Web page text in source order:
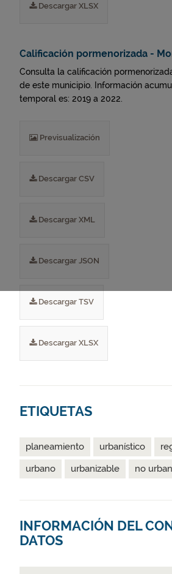
Descargar XLSX
Calificación pormenorizada -
Consulta la calificación
de este municipio. Información
temporal es: 2019 a 2022.
Previsualización
Descargar CSV
Descargar XML
Descargar JSON
Descargar TSV
Descargar XLSX
ETIQUETAS
planeamiento urbanístico
urbano
urbanizable no
INFORMACIÓN DEL
DATOS